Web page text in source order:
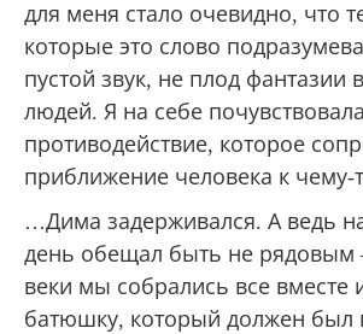
для меня стало очевидно, что
которые это слово
пустой звук, не плод фантазии
людей. Я на себе
противодействие, которое
приближение человека к чему-
…Дима задерживался. А ведь
день обещал быть не рядовым
веки мы собрались все вместе
батюшку, который должен был